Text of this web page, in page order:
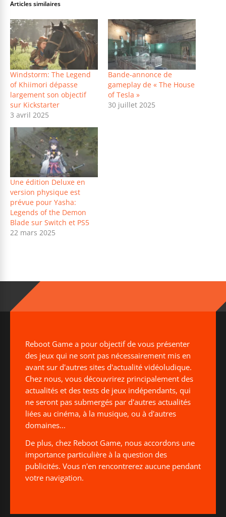
Articles similaires
Windstorm: The Legend
of Khiimori dépasse
largement son objectif
sur Kickstarter
3 avril 2025
Bande-annonce de
gameplay de « The House
of Tesla »
30 juillet 2025
Une édition Deluxe en
version physique est
prévue pour Yasha:
Legends of the Demon
Blade sur Switch et PS5
22 mars 2025
Reboot Game a pour objectif de vous présenter
des jeux qui ne sont pas nécessairement mis en
avant sur d'autres sites d'actualité vidéoludique.
Chez nous, vous découvrirez principalement des
actualités et des tests de jeux indépendants, qui
ne seront pas submergés par d'autres actualités
liées au cinéma, à la musique, ou à d'autres
domaines...
De plus, chez Reboot Game, nous accordons une
importance particulière à la question des
publicités. Vous n'en rencontrerez aucune pendant
votre navigation.